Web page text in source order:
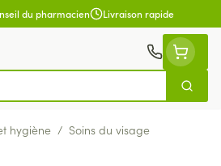
du pharmacien Livraison rapide
hygiène / Soins du visage